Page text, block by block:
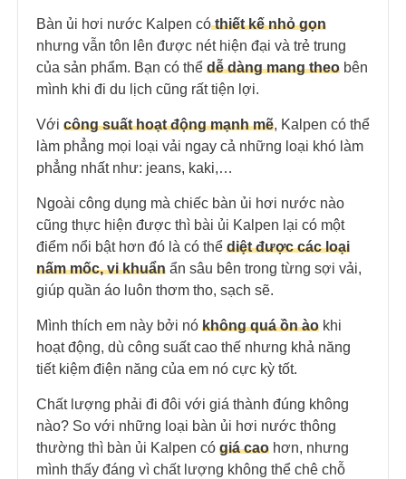
Bàn ủi hơi nước Kalpen cóthiết kế nhỏ gọn
nhưng vẫn tôn lên được nét hiện đại và trẻ trung
của sản phẩm. Bạn có thể dễ dàng mang theo bên
mình khi đi du lịch cũng rất tiện lợi.
Với công suất hoạt động mạnh mẽ, Kalpen có thể
làm phẳng mọi loại vải ngay cả những loại khó làm
phẳng nhất như: jeans, kaki,…
Ngoài công dụng mà chiếc bàn ủi hơi nước nào
cũng thực hiện được thì bài ủi Kalpen lại có một
điểm nổi bật hơn đó là có thể diệt được các loại
nấm mốc, vi khuẩn ẩn sâu bên trong từng sợi vải,
giúp quần áo luôn thơm tho, sạch sẽ.
Mình thích em này bởi nó không quá ồn ào khi
hoạt động, dù công suất cao thế nhưng khả năng
tiết kiệm điện năng của em nó cực kỳ tốt.
Chất lượng phải đi đôi với giá thành đúng không
nào? So với những loại bàn ủi hơi nước thông
thường thì bàn ủi Kalpen có giá cao hơn, nhưng
mình thấy đáng vì chất lượng không thể chê chỗ